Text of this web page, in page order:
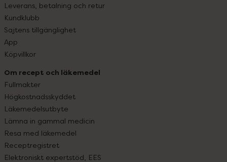
Leverans, betalning och retur
Kundklubb
Sajtens tillgänglighet
App
Köpvillkor
Om recept och läkemedel
Fullmakter
Högkostnadsskyddet
Läkemedelsutbyte
Lämna in gammal medicin
Resa med läkemedel
Receptregistret
Elektroniskt expertstöd, EES